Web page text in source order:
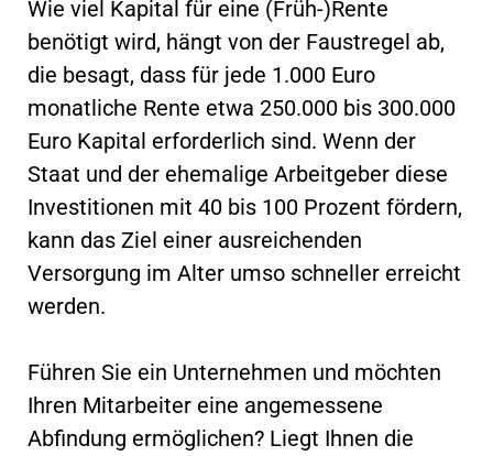
Wie viel Kapital für eine (Früh-)Rente
benötigt wird, hängt von der Faustregel ab,
die besagt, dass für jede 1.000 Euro
monatliche Rente etwa 250.000 bis 300.000
Euro Kapital erforderlich sind. Wenn der
Staat und der ehemalige Arbeitgeber diese
Investitionen mit 40 bis 100 Prozent fördern,
kann das Ziel einer ausreichenden
Versorgung im Alter umso schneller erreicht
werden.
Führen Sie ein Unternehmen und möchten
Ihren Mitarbeiter eine angemessene
Abfindung ermöglichen? Liegt Ihnen die